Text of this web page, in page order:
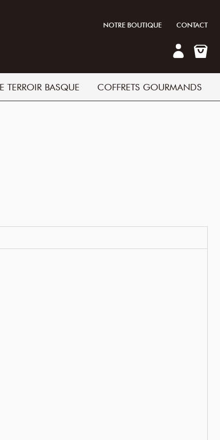
NOTRE BOUTIQUE CONTACT
TERROIR BASQUE COFFRETS GOURMANDS